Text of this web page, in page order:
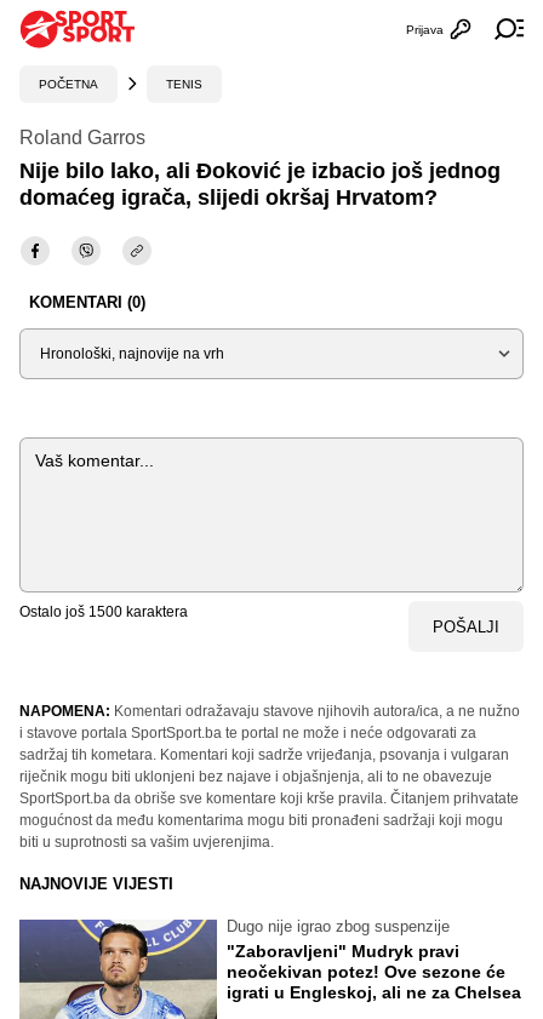
Otvori
Prijava
POČETNA TENIS
Roland Garros
Nije bilo lako, ali Đoković je izbacio još jednog
domaćeg igrača, slijedi okršaj Hrvatom?
KOMENTARI (0)
Sortiraj
Komentar
Ostalo još 1500 karaktera
POŠALJI
NAPOMENA: Komentari odražavaju stavove njihovih autora/ica, a ne nužno
i stavove portala SportSport.ba te portal ne može i neće odgovarati za
sadržaj tih kometara. Komentari koji sadrže vrijeđanja, psovanja i vulgaran
riječnik mogu biti uklonjeni bez najave i objašnjenja, ali to ne obavezuje
SportSport.ba da obriše sve komentare koji krše pravila. Čitanjem prihvatate
mogućnost da među komentarima mogu biti pronađeni sadržaji koji mogu
biti u suprotnosti sa vašim uvjerenjima.
NAJNOVIJE VIJESTI
Dugo nije igrao zbog suspenzije
"Zaboravljeni" Mudryk pravi
neočekivan potez! Ove sezone će
igrati u Engleskoj, ali ne za Chelsea